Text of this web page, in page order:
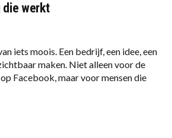
die werkt
iets moois. Een bedrijf, een idee, een
maken. Niet alleen voor de
Facebook, maar voor mensen die